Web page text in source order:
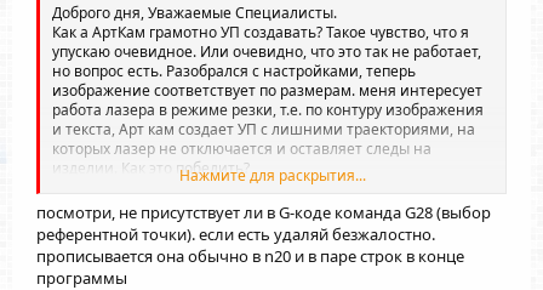
Доброго дня, Уважаемые Специалисты.
Как а АртКам грамотно УП создавать? Такое чувство, что я
упускаю очевидное. Или очевидно, что это так не работает,
но вопрос есть. Разобрался с настройками, теперь
изображение соответствует по размерам. меня интересует
работа лазера в режиме резки, т.е. по контуру изображения
и текста, Арт кам создает УП с лишними траекториями, на
которых лазер не отключается и оставляет следы на
изделии. Как это победить?
АртКам 2018. На изображении квадрат, круг и пятиугольник.
остальное лишнее)
Нажмите для раскрытия...
посмотри, не присутствует ли в G-коде команда G28 (выбор
референтной точки). если есть удаляй безжалостно.
прописывается она обычно в n20 и в паре строк в конце
программы